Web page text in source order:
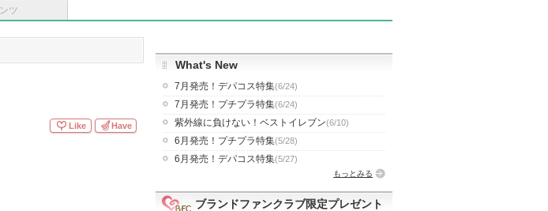
ツ
Like Have
What's New
7月発売！デパコス特集(6/24)
7月発売！プチプラ特集(6/24)
紫外線に負けない！ベストイレブン(6/10)
6月発売！プチプラ特集(5/28)
6月発売！デパコス特集(5/27)
もっとみる
ブランドファンクラブ限定プレゼント